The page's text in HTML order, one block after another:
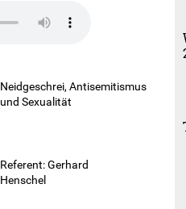
Schlosskeller
Neidgeschrei, Antisemitismus
und Sexualität
Referent: Gerhard
Henschel